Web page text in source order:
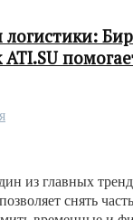
ATI.SU
из главных
снять